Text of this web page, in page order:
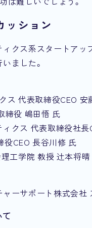
ッション
クス系スタートアッ
ました。
ス 代表取締役CEO 安
締役 嶋田悟 氏
クス 代表取締役社
役CEO 長谷川修 氏
工学院 教授 辻本将
ャーサポート株式会